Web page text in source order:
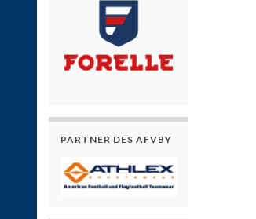
PARTNER DES AFVBY